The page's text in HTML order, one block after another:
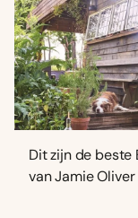
Dit zijn de beste
van Jamie Oliver